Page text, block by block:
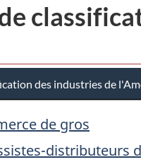
des industries de
de gros
distributeurs